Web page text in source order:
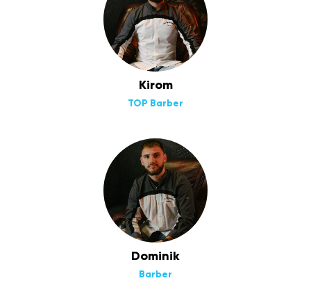
Kirom
TOP Barber
Dominik
Barber